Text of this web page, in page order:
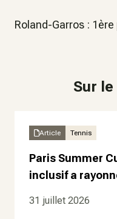
Roland-Garros :
Sur
Article Tennis
Paris Summer
inclusif a
31 juillet 2026